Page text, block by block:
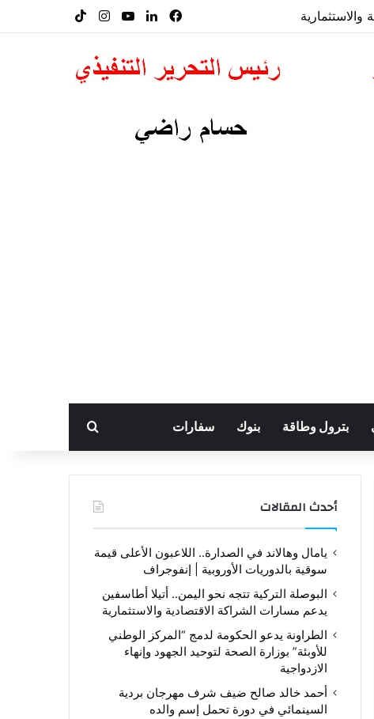
فيسبوكلينكدإن‫YouTube
انستقرام
بترول وطاقة بنوك سفارات بحث عن
أحدث المقالات
يامال وهالاند في الصدارة.. اللاعبون الأعلى قيمة
سوقية بالدوريات الأوروبية | إنفوجراف
البوصلة التركية تتجه نحو اليمن.. أتيلا أطاسفين
يدعم مسارات الشراكة الاقتصادية والاستثمارية
الطراونة يدعو الحكومة لدمج “المركز الوطني
للأوبئة” بوزارة الصحة لتوحيد الجهود وإنهاء
الازدواجية
أحمد خالد صالح ضيف شرف مهرجان بردية
السينمائي في دورة تحمل إسم والده